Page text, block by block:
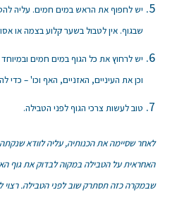
יש לחפוף את הראש במים חמים. עליה
שבגוף. אין לטבול בשער קלוע בצמה או
יש לרחוץ את כל הגוף במים חמים
וכן את העיניים, האזניים, האף וכו' – כדי
טוב לעשות צרכי הגוף לפני הטבילה.
לאחר שסיימה את הכנותיה, עליה לוודא
האחראית על הטבילה במקוה לבדוק את גוף
שבמקרה כזה תסתרק שוב לפני הטבילה. רצוי